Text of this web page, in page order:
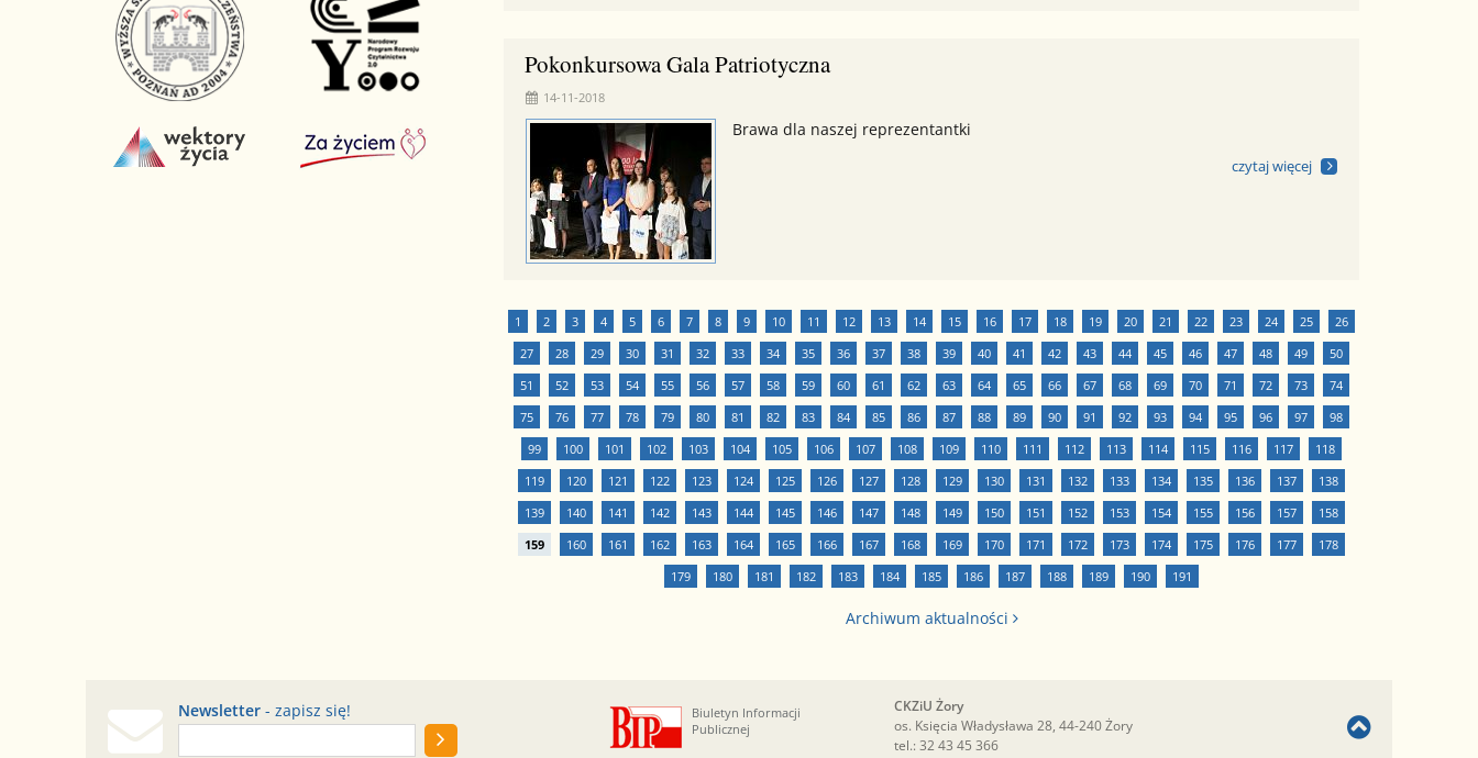
Pokonkursowa Gala Patriotyczna
14-11-2018
Brawa dla naszej reprezentantki
czytaj więcej
1 2 3 4 5 6 7 8 9 10 11 12 13 14 15 16 17 18 19 20 21 22 23 24 25
26
27
28 29 30 31 32 33 34 35 36 37 38 39 40 41 42 43 44 45 46 47 48 49
50
51
52 53 54 55 56 57 58 59 60 61 62 63 64 65 66 67 68 69 70 71 72 73
74
75
76 77 78 79 80 81 82 83 84 85 86 87 88 89 90 91 92 93 94 95 96 97
98
99
100 101 102 103 104 105 106 107 108 109 110 111 112 113 114 115 116 117
118
119
120 121 122 123 124 125 126 127 128 129 130 131 132 133 134 135 136 137
138
139
140 141 142 143 144 145 146 147 148 149 150 151 152 153 154 155 156 157
158
159
160 161 162 163 164 165 166 167 168 169 170 171 172 173 174 175 176 177
178
179
180 181 182 183 184 185 186 187 188 189 190 191
Archiwum aktualności
Newsletter - zapisz się!
Biuletyn Informacji
Publicznej
CKZiU Żory
os. Księcia Władysława 28, 44-240 Żory
tel.:32 43 45 366